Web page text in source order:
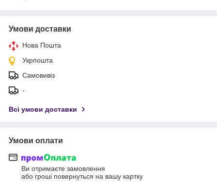
Умови доставки
Нова Пошта
Укрпошта
Самовивіз
-
Всі умови доставки
Умови оплати
Ви отримаєте замовлення
або гроші повернуться на вашу картку